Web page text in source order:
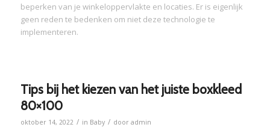
beperken van je winkeloppervlakte en locaties. Er is eigenlijk
geen reden te bedenken om niet deze technologie te
implementeren.
Tips bij het kiezen van het juiste boxkleed
80×100
oktober 14, 2022 / in Baby / door admin